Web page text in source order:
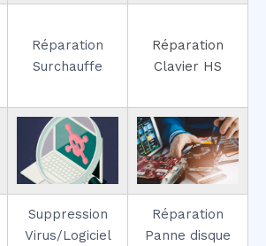
Réparation
Surchauffe
Réparation
Clavier HS
Suppression
Virus/Logiciel
Réparation
Panne disque